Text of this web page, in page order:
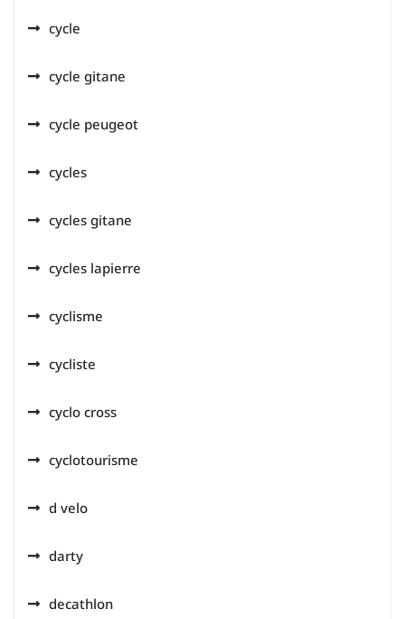
cycle
cycle gitane
cycle peugeot
cycles
cycles gitane
cycles lapierre
cyclisme
cycliste
cyclo cross
cyclotourisme
d velo
darty
decathlon